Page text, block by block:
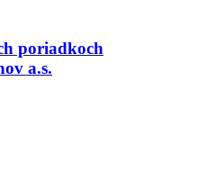
poriadkoch
a.s.